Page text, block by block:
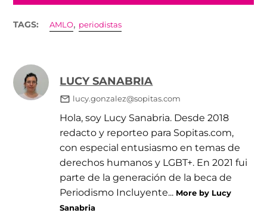
TAGS: AMLO, periodistas
LUCY SANABRIA
lucy.gonzalez@sopitas.com
Hola, soy Lucy Sanabria. Desde 2018
redacto y reporteo para Sopitas.com,
con especial entusiasmo en temas de
derechos humanos y LGBT+. En 2021 fui
parte de la generación de la beca de
Periodismo Incluyente... More by Lucy
Sanabria